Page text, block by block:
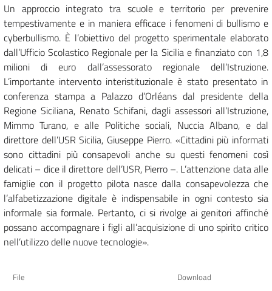
Un approccio integrato tra scuole e territorio per prevenire
tempestivamente e in maniera efficace i fenomeni di bullismo e
cyberbullismo. È l’obiettivo del progetto sperimentale elaborato
dall’Ufficio Scolastico Regionale per la Sicilia e finanziato con 1,8
milioni di euro dall’assessorato regionale dell’Istruzione.
L’importante intervento interistituzionale è stato presentato in
conferenza stampa a Palazzo d’Orléans dal presidente della
Regione Siciliana, Renato Schifani, dagli assessori all’Istruzione,
Mimmo Turano, e alle Politiche sociali, Nuccia Albano, e dal
direttore dell’USR Sicilia, Giuseppe Pierro. «Cittadini più informati
sono cittadini più consapevoli anche su questi fenomeni così
delicati – dice il direttore dell’USR, Pierro –. L’attenzione data alle
famiglie con il progetto pilota nasce dalla consapevolezza che
l’alfabetizzazione digitale è indispensabile in ogni contesto sia
informale sia formale. Pertanto, ci si rivolge ai genitori affinché
possano accompagnare i figli all’acquisizione di uno spirito critico
nell’utilizzo delle nuove tecnologie».
File Download